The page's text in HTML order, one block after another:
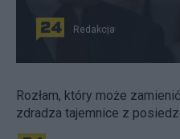
Redakcja
Rozłam, który może
zdradza tajemnice z